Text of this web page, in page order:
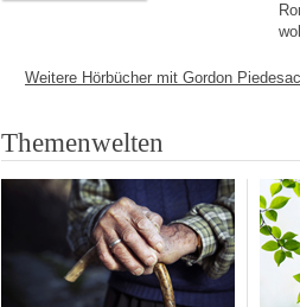
Weitere Hörbücher mit Gordon
Themenwelten